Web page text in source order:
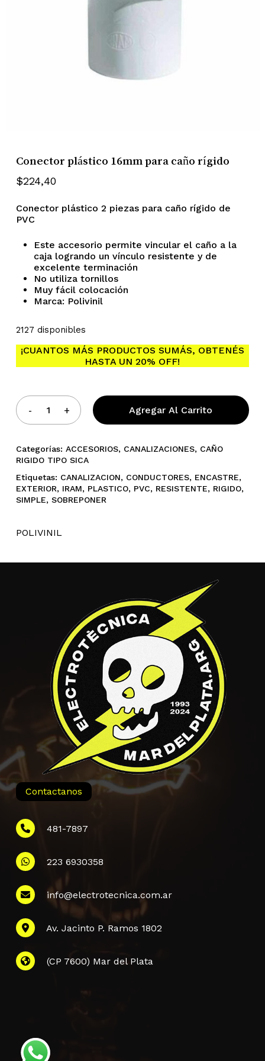
No hay productos en el
Go To Shop
Conector plástico 16mm para caño rígido
$224,40
Conector plástico 2 piezas para caño rígido de
PVC
Este accesorio permite vincular el caño a la
caja logrando un vínculo resistente y de
excelente terminación
No utiliza tornillos
Muy fácil colocación
Marca: Polivinil
2127 disponibles
¡CUANTOS MÁS PRODUCTOS SUMÁS, OBTENÉS
HASTA UN 20% OFF!
Agregar Al Carrito
Categorías: ACCESORIOS, CANALIZACIONES, CAÑO
RIGIDO TIPO SICA
Etiquetas: CANALIZACION, CONDUCTORES, ENCASTRE,
EXTERIOR, IRAM, PLASTICO, PVC, RESISTENTE, RIGIDO,
SIMPLE, SOBREPONER
POLIVINIL
Contactanos
481-7897
223 6930358
info@electrotecnica.com.ar
Av. Jacinto P. Ramos 1802
(CP 7600) Mar del Plata
Información
QUIENES SOMOS
POLÍTICA DE PRIVACIDAD
PREGUNTAS FRECUENTES
CONTACTANOS